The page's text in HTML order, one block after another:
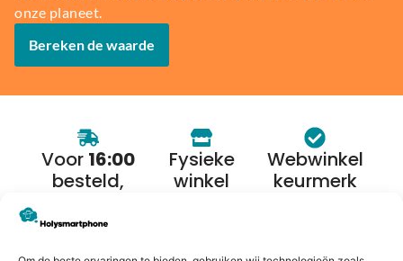
onze planeet.
Bereken de waarde
Voor 16:00
besteld,
huis*
Fysieke
winkel
Webwinkel
keurmerk